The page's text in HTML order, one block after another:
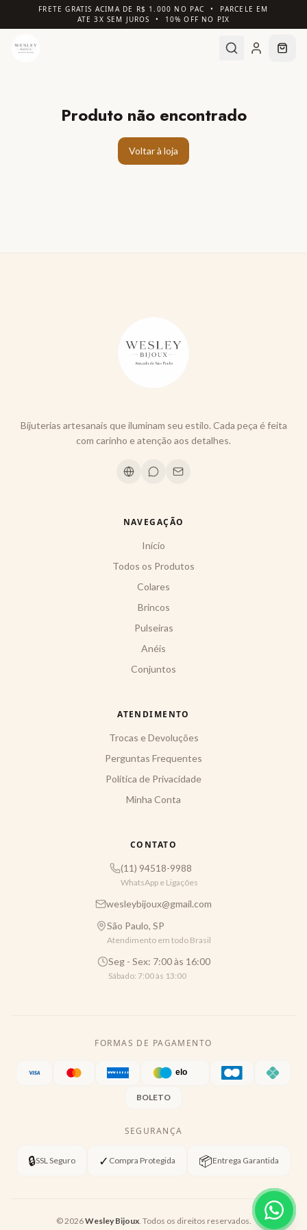
FRETE GRATIS ACIMA DE R$ 1.000 NO PAC • PARCELE EM
ATE 3X SEM JUROS • 10% OFF NO PIX
Produto não encontrado
Voltar à loja
Bijuterias artesanais que iluminam seu estilo. Cada peça é feita
com carinho e atenção aos detalhes.
NAVEGAÇÃO
Início
Todos os Produtos
Colares
Brincos
Pulseiras
Anéis
Conjuntos
ATENDIMENTO
Trocas e Devoluções
Perguntas Frequentes
Política de Privacidade
Minha Conta
CONTATO
(11) 94518-9988
WhatsApp e Ligações
wesleybijoux@gmail.com
São Paulo, SP
Atendimento em todo Brasil
Seg - Sex: 7:00 às 16:00
Sábado: 7:00 às 13:00
FORMAS DE PAGAMENTO
BOLETO
SEGURANÇA
🔒SSL Seguro ✓ Compra Protegida 📦Entrega Garantida
©2026Wesley Bijoux. Todos os direitos reservados.